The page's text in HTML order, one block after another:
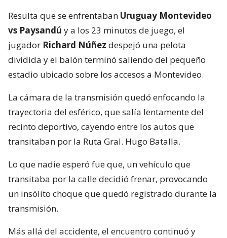
Resulta que se enfrentaban Uruguay Montevideo
vs Paysandú y a los 23 minutos de juego, el
jugador Richard Núñez despejó una pelota
dividida y el balón terminó saliendo del pequeño
estadio ubicado sobre los accesos a Montevideo.
La cámara de la transmisión quedó enfocando la
trayectoria del esférico, que salía lentamente del
recinto deportivo, cayendo entre los autos que
transitaban por la Ruta Gral. Hugo Batalla.
Lo que nadie esperó fue que, un vehículo que
transitaba por la calle decidió frenar, provocando
un insólito choque que quedó registrado durante la
transmisión.
Más allá del accidente, el encuentro continuó y